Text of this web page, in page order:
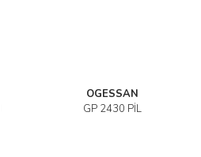
OGESSAN
GP 2430 PİL